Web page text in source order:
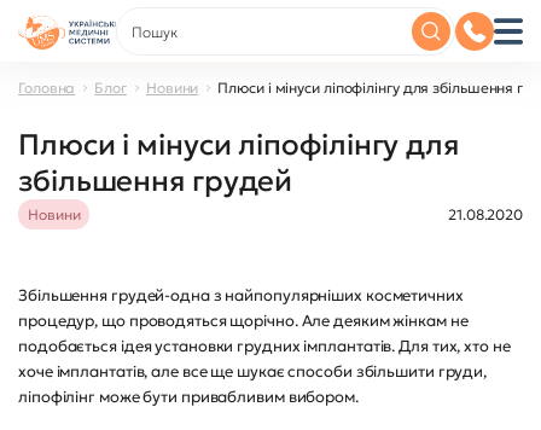
Головна Блог Новини Плюси і мінуси ліпофілінгу для збільшення
Плюси і мінуси ліпофілінгу для
збільшення грудей
Новини 21.08.2020
Збільшення грудей-одна з найпопулярніших косметичних
процедур, що проводяться щорічно. Але деяким жінкам не
подобається ідея установки грудних імплантатів. Для тих, хто не
хоче імплантатів, але все ще шукає способи збільшити груди,
ліпофілінг може бути привабливим вибором.